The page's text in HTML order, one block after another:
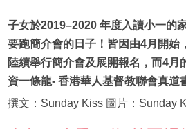
子女於2019–2020 年度入讀小一的
要跑簡介會的日子！皆因由4月開始
陸續舉行簡介會及展開報名，而4月
資一條龍- 香港華人基督教聯會真道
撰文：Sunday Kiss 圖片：Sunday